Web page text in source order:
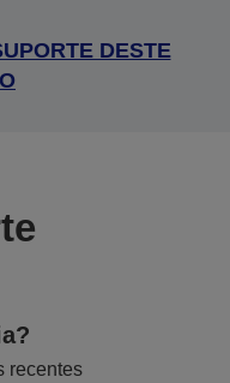
DESTE
recentes